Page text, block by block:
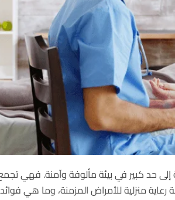
إلى حد كبير في بيئة مألوفة وآمنة. فهي
رعاية منزلية للأمراض المزمنة، وما هي